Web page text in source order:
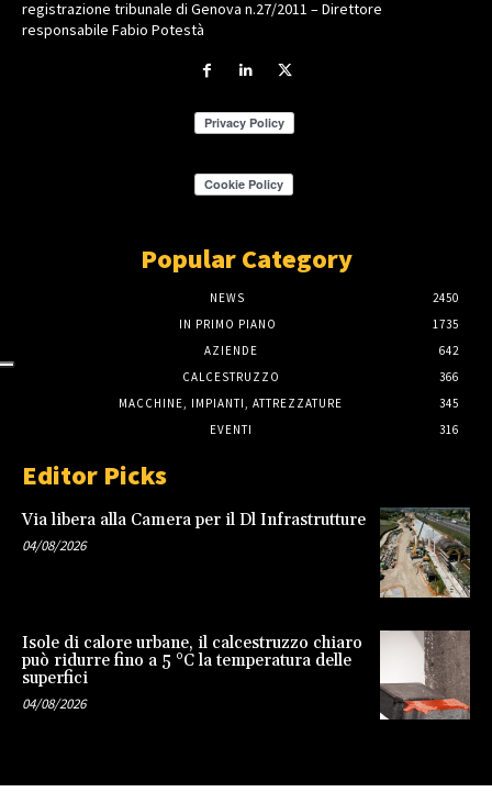
registrazione tribunale di Genova n.27/2011 – Direttore
responsabile Fabio Potestà
Popular Category
NEWS
2450
IN PRIMO PIANO
1735
AZIENDE
642
CALCESTRUZZO
366
MACCHINE, IMPIANTI, ATTREZZATURE
345
EVENTI
316
Editor Picks
Via libera alla Camera per il Dl Infrastrutture
04/08/2026
Isole di calore urbane, il calcestruzzo chiaro
può ridurre fino a 5 °C la temperatura delle
superfici
04/08/2026